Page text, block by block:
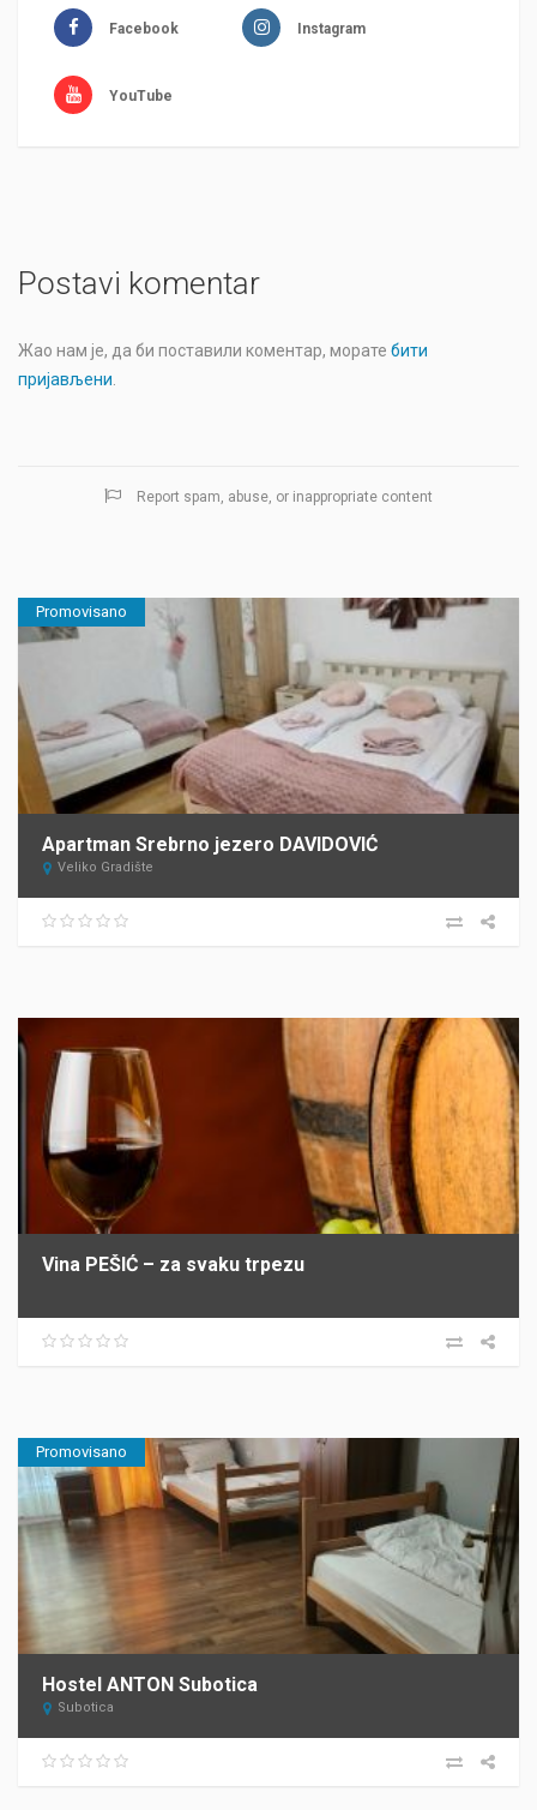
Facebook Instagram
YouTube
Postavi komentar
Жао нам је, да би поставили коментар, морате бити
пријављени
Report spam, abuse, or inappropriate content
Promovisano
Apartman Srebrno jezero DAVIDOVIĆ
Veliko Gradište
Vina PEŠIĆ – za svaku trpezu
Promovisano
Hostel ANTON Subotica
Subotica